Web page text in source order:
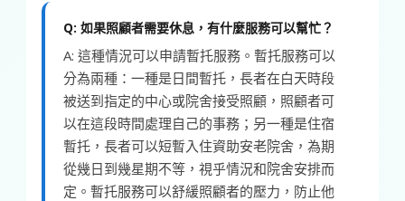
Q: 如果照顧者需要休息，有什麼服務可以幫忙？
A: 這種情況可以申請暫托服務。暫托服務可以
分為兩種：一種是日間暫托，長者在白天時段
被送到指定的中心或院舍接受照顧，照顧者可
以在這段時間處理自己的事務；另一種是住宿
暫托，長者可以短暫入住資助安老院舍，為期
從幾日到幾星期不等，視乎情況和院舍安排而
定。暫托服務可以舒緩照顧者的壓力，防止他